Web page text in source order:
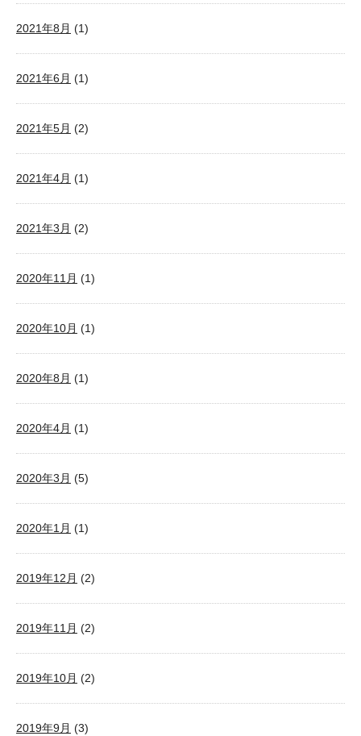
2021年8月 (1)
2021年6月 (1)
2021年5月 (2)
2021年4月 (1)
2021年3月 (2)
2020年11月 (1)
2020年10月 (1)
2020年8月 (1)
2020年4月 (1)
2020年3月 (5)
2020年1月 (1)
2019年12月 (2)
2019年11月 (2)
2019年10月 (2)
2019年9月 (3)